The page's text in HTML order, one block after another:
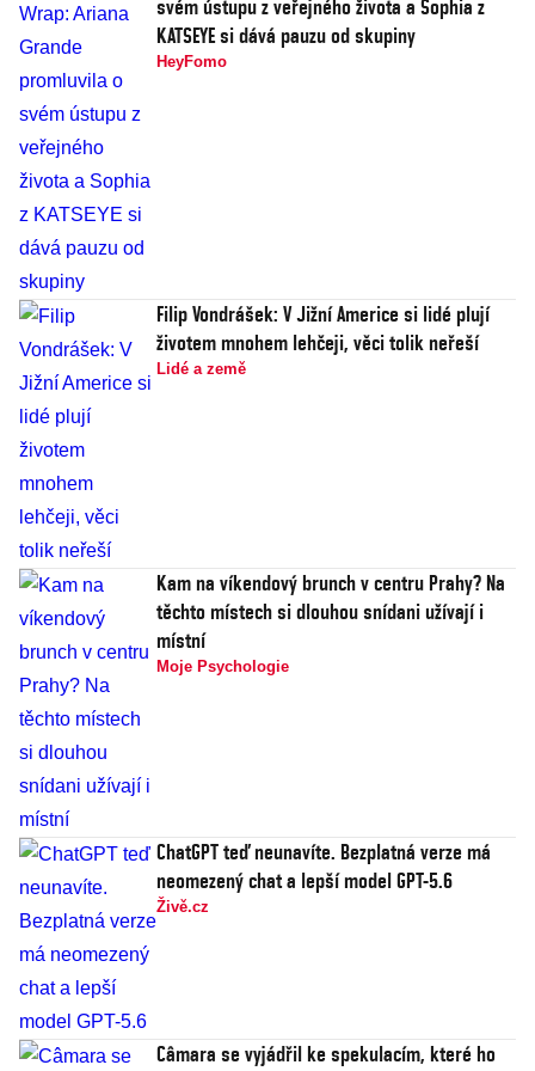
svém ústupu z veřejného života a Sophia z
KATSEYE si dává pauzu od skupiny
HeyFomo
Filip Vondrášek: V Jižní Americe si lidé plují
životem mnohem lehčeji, věci tolik neřeší
Lidé a země
Kam na víkendový brunch v centru Prahy? Na
těchto místech si dlouhou snídani užívají i
místní
Moje Psychologie
ChatGPT teď neunavíte. Bezplatná verze má
neomezený chat a lepší model GPT-5.6
Živě.cz
Câmara se vyjádřil ke spekulacím, které ho